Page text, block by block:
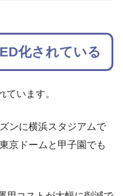
化されている
ています。
ンに横浜スタジアムで
京ドームと甲子園でも